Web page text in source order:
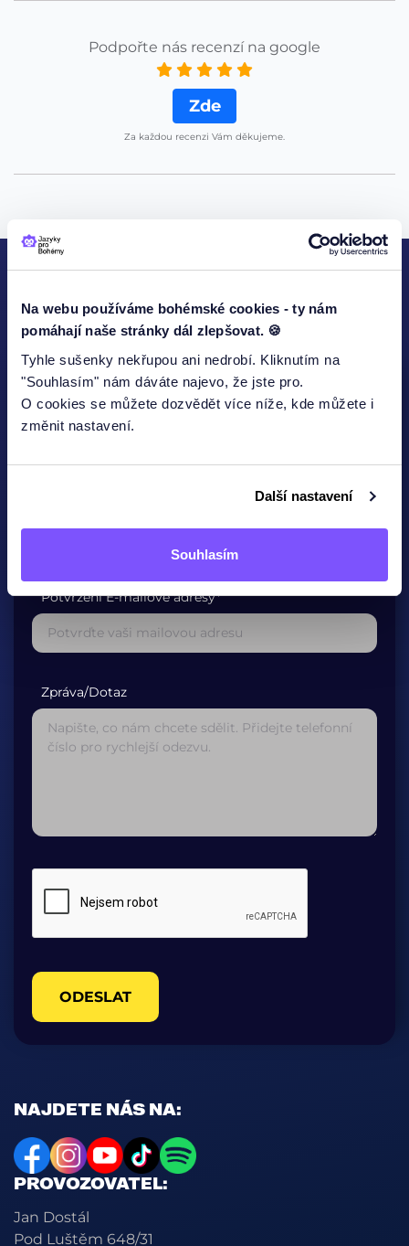
Na webu používáme bohémské cookies - ty nám
pomáhají naše stránky dál zlepšovat. 🍪
Tyhle sušenky nekřupou ani nedrobí. Kliknutím na
"Souhlasím" nám dáváte najevo, že jste pro.
O cookies se můžete dozvědět více níže, kde můžete i
změnit nastavení.
Další nastavení
Souhlasím
Podpořte nás recenzí na google
Zde
Za každou recenzi Vám děkujeme.
NAJDETE NÁS NA:
PROVOZOVATEL:
Jan Dostál
Pod Luštěm 648/31
KONTAKTUJTE NÁS
Jméno
Potvrzení E-mailové adresy*
Zpráva/Dotaz
ODESLAT